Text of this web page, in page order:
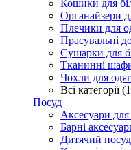
Кошики для
Органайзери
Плечики для
Прасувальні
Сушарки для
Тканинні
Чохли для
Всі категорії
Посуд
Аксесуари для
Барні
Дитячий посуд